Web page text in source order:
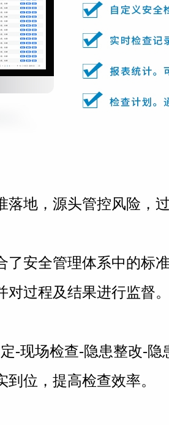
落地，源头管控风险，
了安全管理体系中的标
对过程及结果进行监督
-现场检查-隐患整改-
位，提高检查效率。